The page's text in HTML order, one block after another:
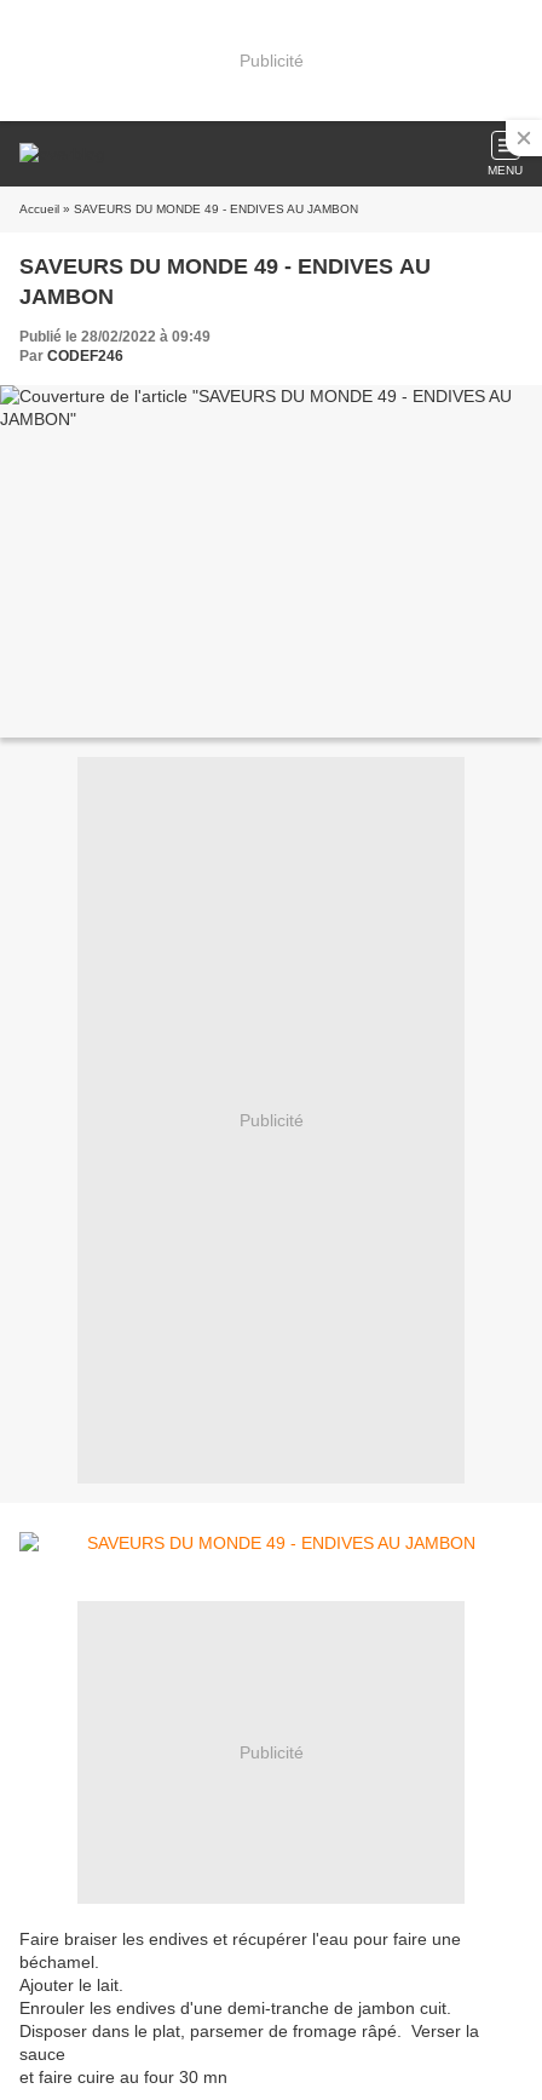
Publicité
MENU
Accueil » SAVEURS DU MONDE 49 - ENDIVES AU JAMBON
SAVEURS DU MONDE 49 - ENDIVES AU
JAMBON
Publié le 28/02/2022 à 09:49
Par CODEF246
Publicité
Publicité
Faire braiser les endives et récupérer l'eau pour faire une
béchamel.
Ajouter le lait.
Enrouler les endives d'une demi-tranche de jambon cuit.
Disposer dans le plat, parsemer de fromage râpé. Verser la
sauce
et faire cuire au four 30 mn